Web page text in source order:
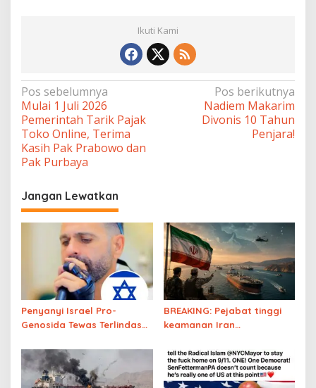
Ikuti Kami
Navigasi
pos
Pos sebelumnya
Mulai 1 Juli 2026
Pemerintah Tarik Pajak
Toko Online, Terima
Kasih Pak Prabowo dan
Pak Purbaya
Pos berikutnya
Nadiem Makarim
Divonis 10 Tahun
Penjara!
Jangan Lewatkan
Penyanyi Israel Pro-
Genosida Tewas Terlindas
Yerusalem
BREAKING: Pejabat tinggi
keamanan Iran
Hormuz tidak akan dibuka
kembali sampai Amerika
Serikat memenuhi tuntutan